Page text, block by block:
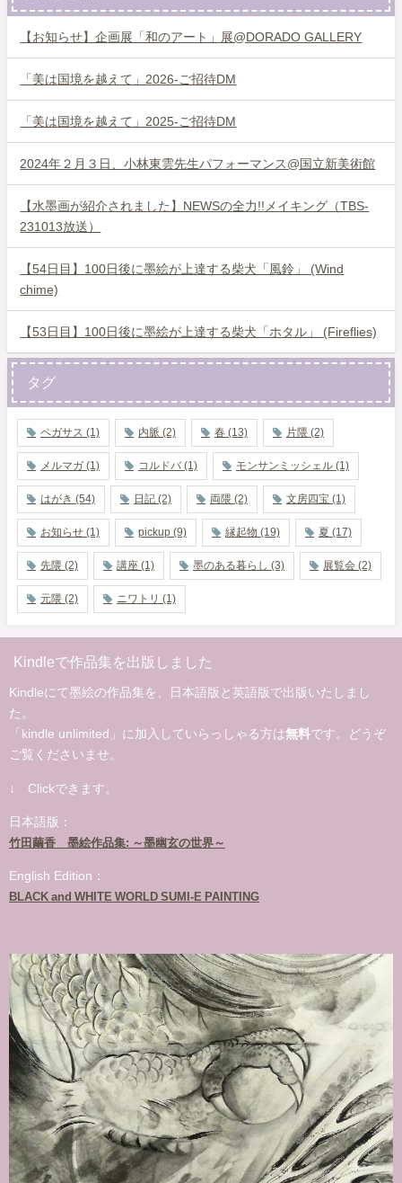
【お知らせ】企画展「和のアート」展@DORADO GALLERY
「美は国境を越えて」2026-ご招待DM
「美は国境を越えて」2025-ご招待DM
2024年２月３日、小林東雲先生パフォーマンス@国立新美術館
【水墨画が紹介されました】NEWSの全力!!メイキング（TBS-
231013放送）
【54日目】100日後に墨絵が上達する柴犬「風鈴」 (Wind
chime)
【53日目】100日後に墨絵が上達する柴犬「ホタル」 (Fireflies)
タグ
ペガサス (1) 内脈 (2) 春 (13) 片隈 (2)
メルマガ (1) コルドバ (1) モンサンミッシェル (1)
はがき (54) 日記 (2) 両隈 (2) 文房四宝 (1)
お知らせ (1) pickup (9) 縁起物 (19) 夏 (17)
先隈 (2) 講座 (1) 墨のある暮らし (3) 展覧会 (2)
元隈 (2) ニワトリ (1)
Kindleで作品集を出版しました
Kindleにて墨絵の作品集を、日本語版と英語版で出版いたしまし
た。
「kindle unlimited」に加入していらっしゃる方は無料です。どうぞ
ご覧くださいませ。
↓ Clickできます。
日本語版：
竹田繭香 墨絵作品集: ～墨幽玄の世界～
English Edition：
BLACK and WHITE WORLD SUMI-E PAINTING